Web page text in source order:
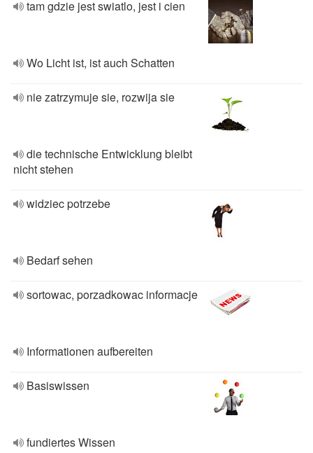
tam gdzie jest swiatlo, jest i cien
Wo Licht ist, ist auch Schatten
nie zatrzymuje sie, rozwija sie
die technische Entwicklung bleibt
nicht stehen
widziec potrzebe
Bedarf sehen
sortowac, porzadkowac informacje
Informationen aufbereiten
Basiswissen
fundiertes Wissen